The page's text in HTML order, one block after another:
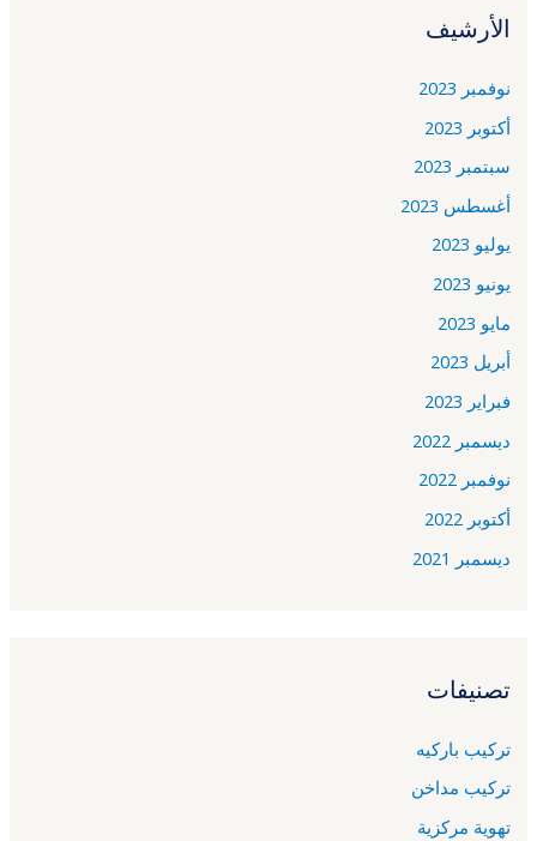
الأرشيف
نوفمبر 2023
أكتوبر 2023
سبتمبر 2023
أغسطس 2023
يوليو 2023
يونيو 2023
مايو 2023
أبريل 2023
فبراير 2023
ديسمبر 2022
نوفمبر 2022
أكتوبر 2022
ديسمبر 2021
تصنيفات
تركيب باركيه
تركيب مداخن
تهوية مركزية